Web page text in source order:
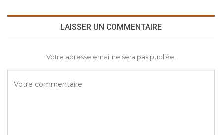
LAISSER UN COMMENTAIRE
Votre adresse email ne sera pas publiée.